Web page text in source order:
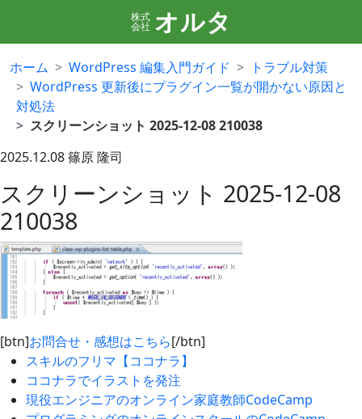
株式
会社 オルタ
ホーム WordPress 編集入門ガイド
トラブル対策
WordPress 更新後にプラグイン一覧が開かない原因と
対処法
スクリーンショット 2025-12-08 210038
2025.12.08篠原 隆司
スクリーンショット 2025-12-08
210038
[btn]お問合せ・感想はこちら[/btn]
スキルのフリマ【ココナラ】
ココナラでイラストを発注
現役エンジニアのオンライン家庭教師CodeCamp